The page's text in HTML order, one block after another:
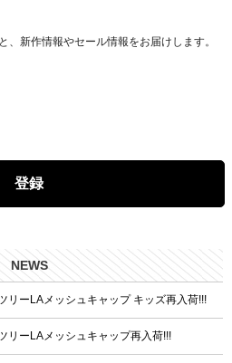
、新作情報やセール情報をお届けします。
登録
NEWS
リーLAメッシュキャップ キッズ再入荷!!!
リーLAメッシュキャップ再入荷!!!